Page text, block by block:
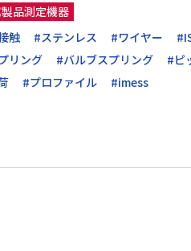
品測定機器
触
#ステンレス #ワイヤー
リング
#バルブスプリング #ピ
#プロファイル #imess